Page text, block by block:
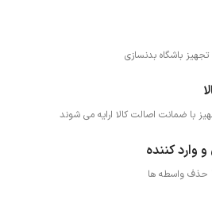
با ضمانت اصالت کالا ارایه می شوند
وارد کننده
حذف واسطه ها